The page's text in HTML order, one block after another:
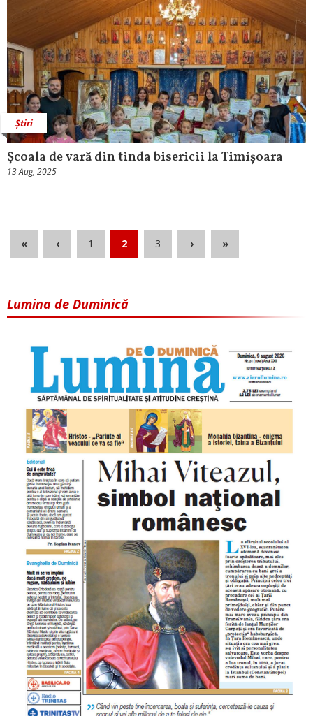
Știri
Școala de vară din tinda bisericii la Timișoara
13 Aug, 2025
« ‹ 1 2 3 › »
Lumina de Duminică